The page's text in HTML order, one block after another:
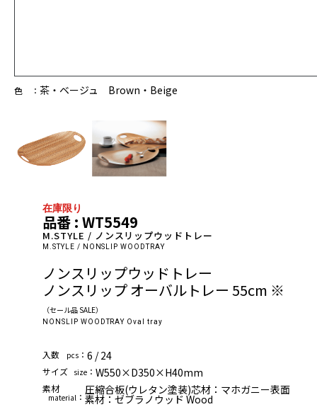
色 ： 茶・ベージュ Brown・Beige
在庫限り
品番 : WT5549
M.STYLE / ノンスリップウッドトレー
M.STYLE / NONSLIP WOODTRAY
ノンスリップウッドトレー
ノンスリップ オーバルトレー 55cm ※
（セール品 SALE）
NONSLIP WOODTRAY Oval tray
⼊数 pcs ： 6 / 24
サイズ size ： W550×D350×H40mm
素材
material ：
圧縮合板(ウレタン塗装)芯材：マホガニー表面
素材：ゼブラノウッド Wood